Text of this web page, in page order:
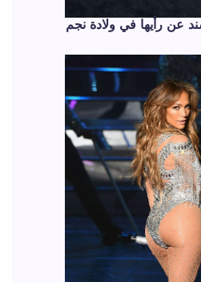
عن رأيها في ولادة نجم